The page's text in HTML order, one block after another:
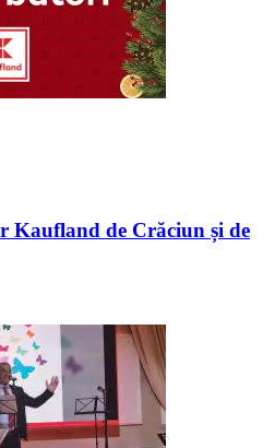
Kaufland de Crăciun și de